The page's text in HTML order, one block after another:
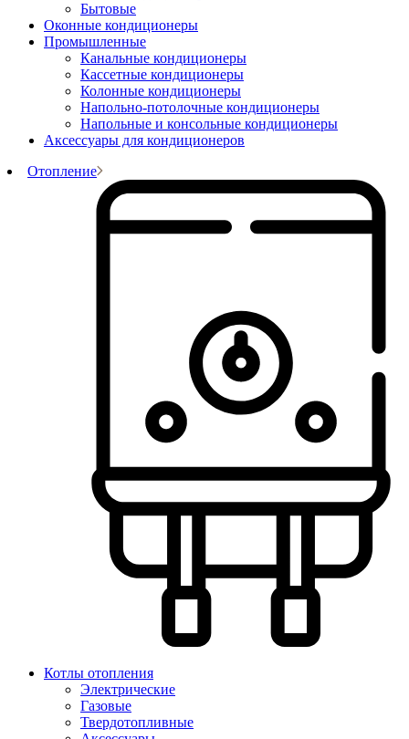
Бытовые
Оконные кондиционеры
Промышленные
Канальные кондиционеры
Кассетные кондиционеры
Колонные кондиционеры
Напольно-потолочные кондиционеры
Напольные и консольные кондиционеры
Аксессуары для кондиционеров
Отопление
Котлы отопления
Электрические
Газовые
Твердотопливные